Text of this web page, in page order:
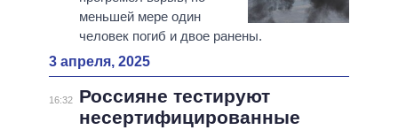
меньшей мере один
человек погиб и двое ранены.
3 апреля, 2025
16:32
Россияне тестируют
несертифицированные